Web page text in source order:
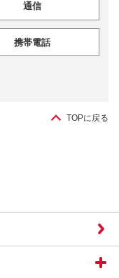
通信
携帯電話
TOPに戻る